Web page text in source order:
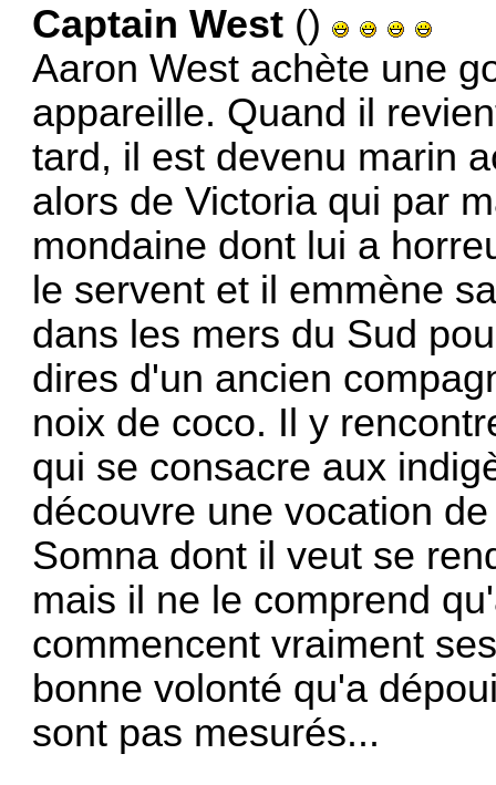
Captain West ()
Aaron West achète une
appareille. Quand il
tard, il est devenu marin
alors de Victoria qui par
mondaine dont lui a
le servent et il emmène
dans les mers du Sud
dires d'un ancien
noix de coco. Il y
qui se consacre aux
découvre une vocation
Somna dont il veut se
mais il ne le comprend
commencent vraiment
bonne volonté qu'a
sont pas mesurés...